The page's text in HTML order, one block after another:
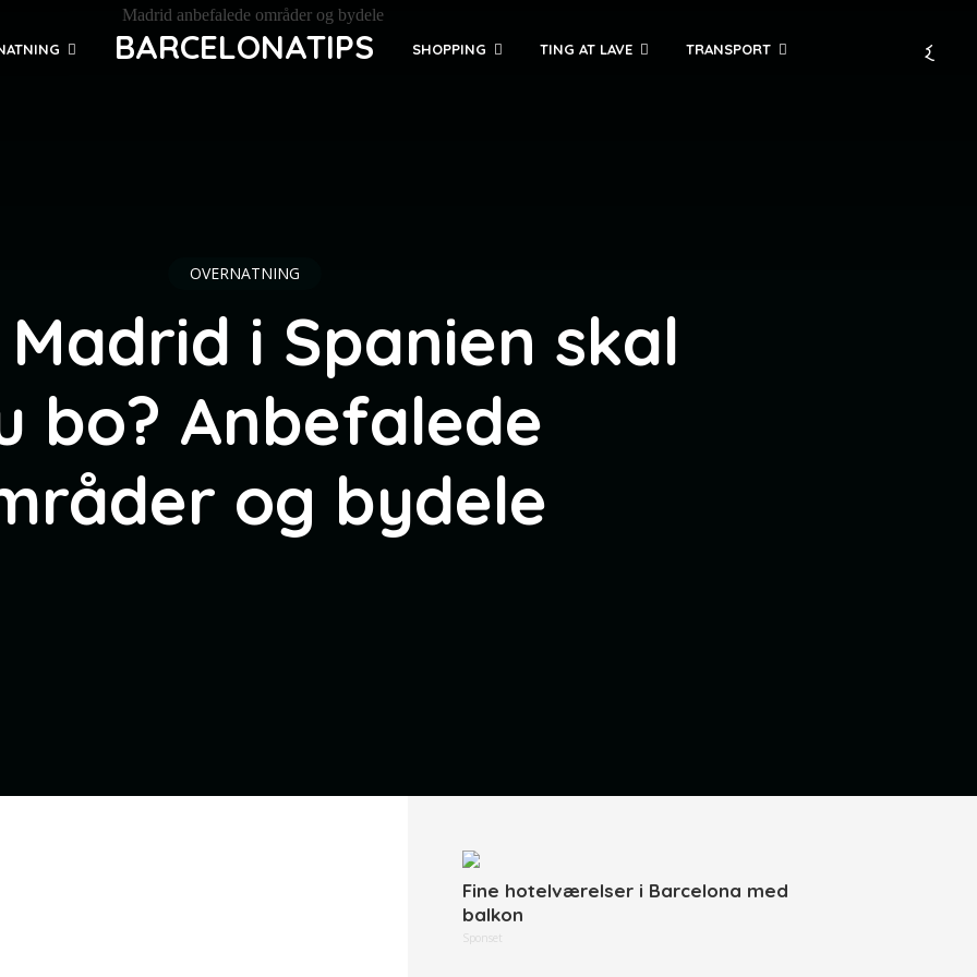
BARCELONATIPS SHOPPING TING AT LAVE TRANSPORT
OVERNATNING
i Spanien skal
bo? Anbefalede
og bydele
Fine hotelværelser i Barcelona med
balkon
Sponset